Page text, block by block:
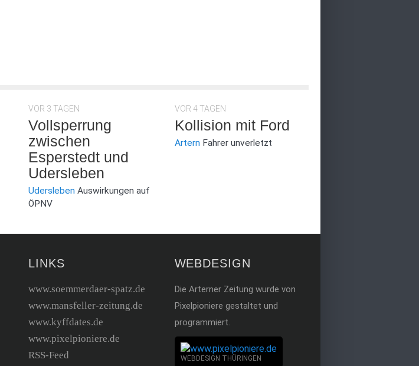
VOR 3 TAGEN
Vollsperrung
zwischen
Esperstedt und
Udersleben
Udersleben Auswirkungen auf
ÖPNV
VOR 4 TAGEN
Kollision mit Ford
ArternFahrer unverletzt
LINKS
www.soemmerdaer-spatz.de
www.mansfeller-zeitung.de
www.kyffdates.de
www.pixelpioniere.de
RSS-Feed
WEBDESIGN
Die Arterner Zeitung wurde von
Pixelpioniere gestaltet und
programmiert.
WEBDESIGN THÜRINGEN